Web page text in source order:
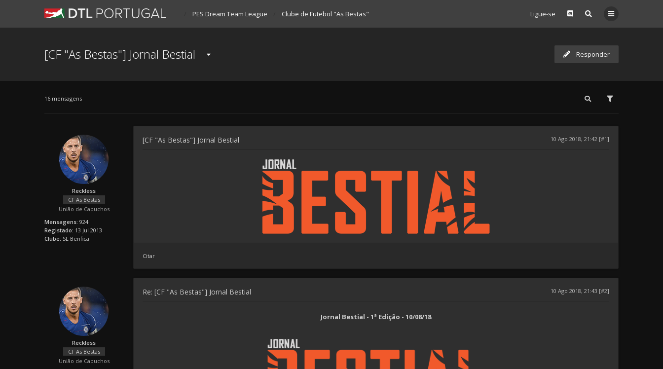
Ligue-se
PES Dream Team League Clube de Futebol "As Bestas"
[CF "As Bestas"] Jornal Bestial Responder
16 mensagens
Reckless
CF As Bestas
União de Capuchos
Mensagens: 924
Registado: 13 Jul 2013
Clube: SL Benfica
[CF "As Bestas"] Jornal Bestial 10 Ago 2018, 21:42 [#1]
Citar
Reckless
CF As Bestas
União de Capuchos
Re: [CF "As Bestas"] Jornal Bestial 10 Ago 2018, 21:43 [#2]
Jornal Bestial - 1ª Edição - 10/08/18